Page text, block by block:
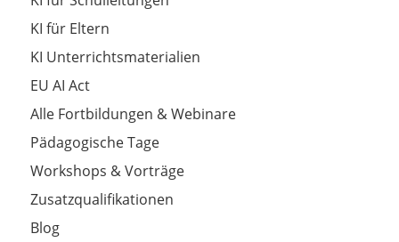
KI für Eltern
KI Unterrichtsmaterialien
EU AI Act
Alle Fortbildungen & Webinare
Pädagogische Tage
Workshops & Vorträge
Zusatzqualifikationen
Blog